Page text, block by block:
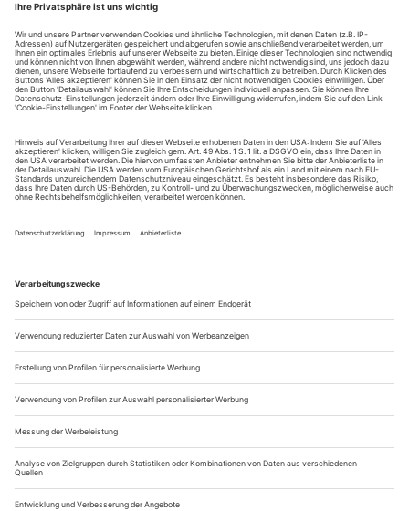
und ließ mich über Ventile, Griffe, Bogen- und
Atemtechniken belehren, dankbar für jeden Rat, jede neue
Lektion.» 1950 wurde der...
Infos
Verdi hätte ihr zu ihrer Violetta gratuliert, war einmal in
dieser Zeitschrift zu lesen. Zum beachtlichen Repertoire der
in San Francisco gebürtigen Sopranistin
neben den zentralen Verdi-Partien auch Mozarts Fiordiligi,
Sieglinde, Strauss' Marschallin und Daphne, Bellinis Norma,...
Geduld, ein hohes Gut
Er könnte als Ingenieur in der Entwicklungsabteilung einer Firma
arbeiten. Und er fände das nicht einmal schlecht. Doch Markus Eiche
ist, nach einem Umweg, dann doch auf der Opernbühne gelandet. Die
Erfahrungen seines «Vorlebens» will der 44-Jährige nicht missen.
Mehr noch: Sie kommen seinem Gesang zugute – und seinem
Selbstverständnis als Sänger
Herr Eiche, erst Mannheim, dann Wien, jetzt München: